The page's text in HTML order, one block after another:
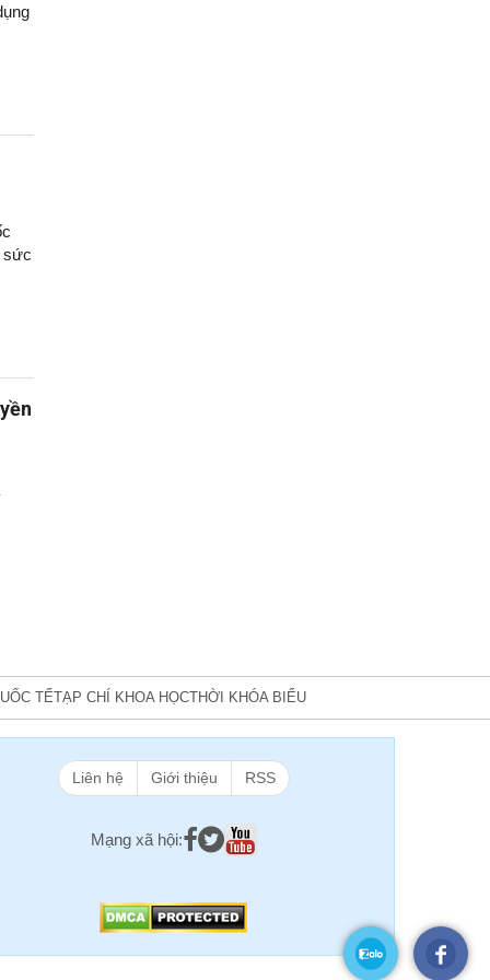
sức
TẾTẠP CHÍ KHOA HỌCTHỜI KHÓA BIỂU
Liên hệ Giới thiệu RSS
Mạng xã hội: